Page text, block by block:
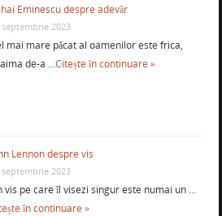
Eminescu despre adevăr
septembrie 2023
mai mare păcat al oamenilor este frica,
de-a …Citește în continuare »
Lennon despre vis
septembrie 2023
vis pe care îl visezi singur este numai un …
în continuare »